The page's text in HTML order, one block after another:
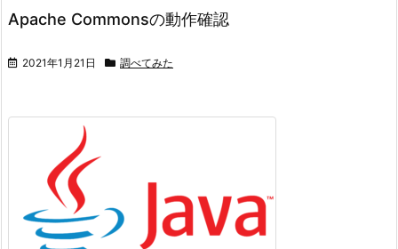
Apache Commonsの動作確認
2021年1月21日 調べてみた